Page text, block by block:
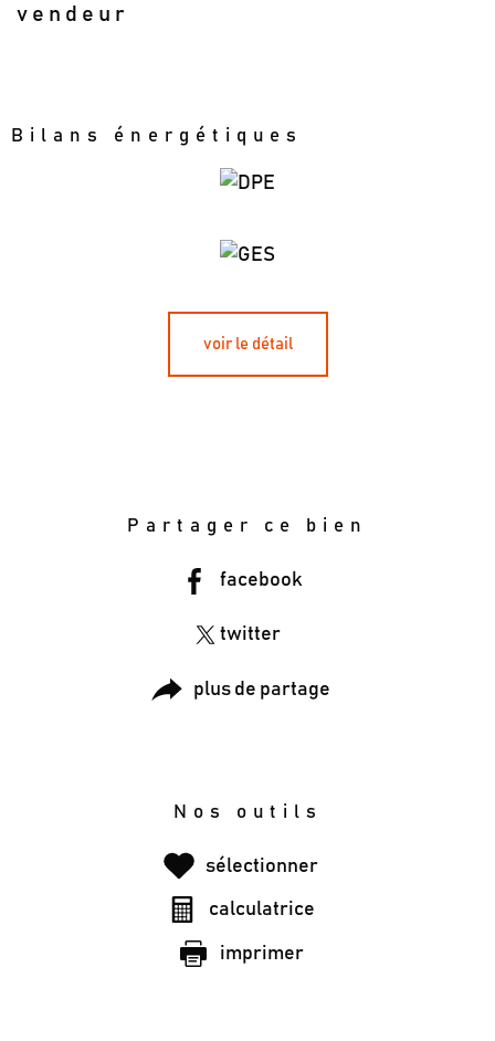
vendeur
Bilans énergétiques
voir le détail
Partager ce bien
facebook
twitter
plus de partage
Nos outils
sélectionner
calculatrice
imprimer